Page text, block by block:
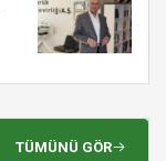
TÜMÜNÜ GÖR